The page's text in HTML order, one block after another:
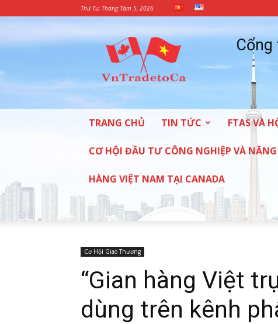
Thứ Tư, Tháng Tám 5, 2026
Cổng
Thông
tin
thương
mại
đầu
tư
Canada
TRANG CHỦ TIN TỨC FTAS VÀ
CƠ HỘI ĐẦU TƯ CÔNG NGHIỆP VÀ
HÀNG VIỆT NAM TẠI CANADA
Cơ Hội Giao Thương
“Gian hàng Việt
dùng trên kênh